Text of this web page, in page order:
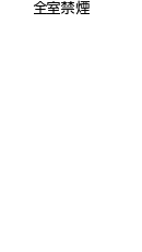
​全室禁煙